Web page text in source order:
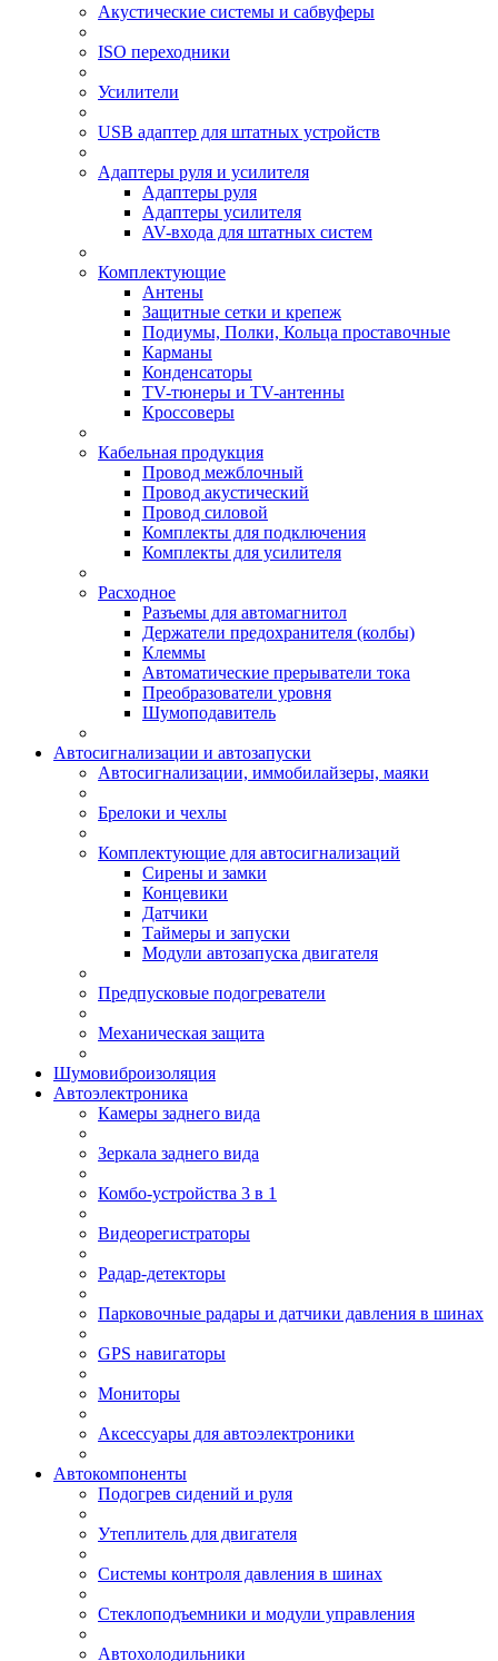
Акустические системы и сабвуферы
ISO переходники
Усилители
USB адаптер для штатных устройств
Адаптеры руля и усилителя
Адаптеры руля
Адаптеры усилителя
AV-входа для штатных систем
Комплектующие
Антены
Защитные сетки и крепеж
Подиумы, Полки, Кольца проставочные
Карманы
Конденсаторы
TV-тюнеры и TV-антенны
Кроссоверы
Кабельная продукция
Провод межблочный
Провод акустический
Провод силовой
Комплекты для подключения
Комплекты для усилителя
Расходное
Разъемы для автомагнитол
Держатели предохранителя (колбы)
Клеммы
Автоматические прерыватели тока
Преобразователи уровня
Шумоподавитель
Автосигнализации и автозапуски
Автосигнализации, иммобилайзеры, маяки
Брелоки и чехлы
Комплектующие для автосигнализаций
Сирены и замки
Концевики
Датчики
Таймеры и запуски
Модули автозапуска двигателя
Предпусковые подогреватели
Механическая защита
Шумовиброизоляция
Автоэлектроника
Камеры заднего вида
Зеркала заднего вида
Комбо-устройства 3 в 1
Видеорегистраторы
Радар-детекторы
Парковочные радары и датчики давления в шинах
GPS навигаторы
Мониторы
Аксессуары для автоэлектроники
Автокомпоненты
Подогрев сидений и руля
Утеплитель для двигателя
Системы контроля давления в шинах
Стеклоподъемники и модули управления
Автохолодильники